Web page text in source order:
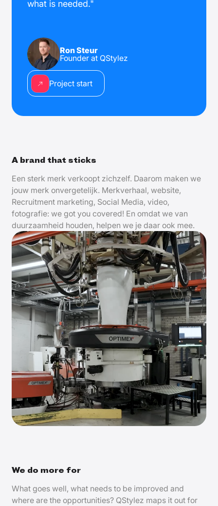
what is needed."
Ron Steur
Founder at QStylez
Project start
A brand that sticks
Een sterk merk verkoopt zichzelf. Daarom maken we
jouw merk onvergetelijk. Merkverhaal, website,
Recruitment marketing, Social Media, video,
fotografie: we got you covered! En omdat we van
duurzaamheid houden, helpen we je daar ook mee.
We do more for
What goes well, what needs to be improved and
where are the opportunities? QStylez maps it out for